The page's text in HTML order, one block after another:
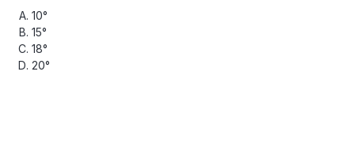
10°
15°
18°
20°